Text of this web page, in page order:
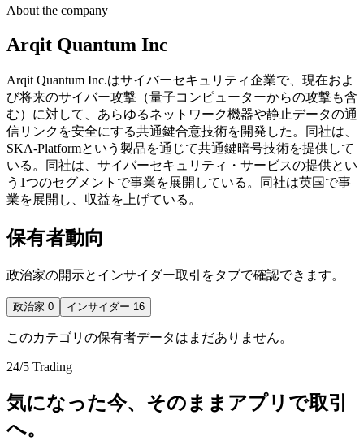
About the company
Arqit Quantum Inc
Arqit Quantum Inc.はサイバーセキュリティ企業で、現在およ
び将来のサイバー攻撃（量子コンピューターからの攻撃も含
む）に対して、あらゆるネットワーク機器や静止データの通
信リンクを安全にする共通鍵合意技術を開発した。同社は、
SKA-Platformという製品を通じて共通鍵暗号技術を提供して
いる。同社は、サイバーセキュリティ・サービスの提供とい
う1つのセグメントで事業を展開している。同社は英国で事
業を展開し、収益を上げている。
保有者動向
政治家の開示とインサイダー取引をタブで確認できます。
政治家 0 インサイダー 16
このカテゴリの保有者データはまだありません。
24/5 Trading
気になった今、そのままアプリで取引
へ。